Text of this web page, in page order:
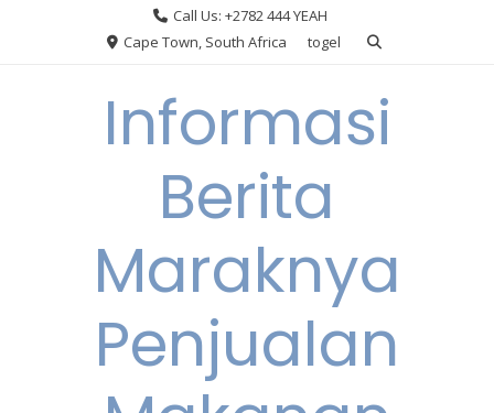
Call Us: +2782 444 YEAH
Cape Town, South Africa
togel
Informasi
Berita
Maraknya
Penjualan